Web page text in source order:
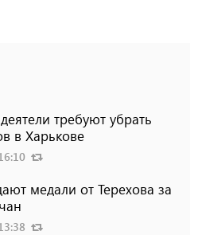
требуют убрать
в Харькове
медали от Терехова за